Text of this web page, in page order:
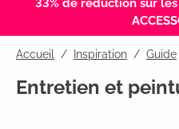
33% de réduction sur
Accueil Inspiration / Guide
Entretien et